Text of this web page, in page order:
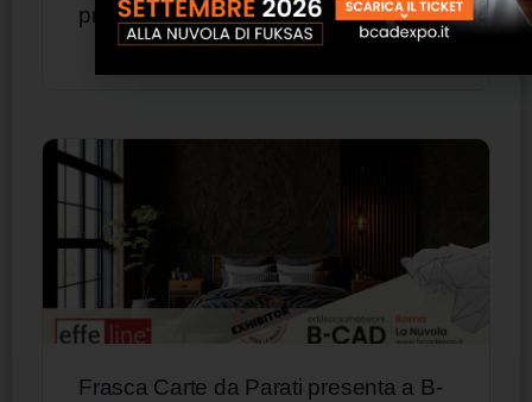
propria evoluzione
Frasca Carte da Parati presenta a B-